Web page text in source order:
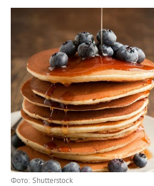
Фото: Shutterstock